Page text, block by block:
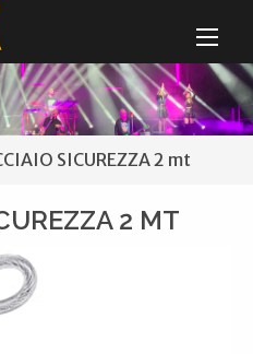
SICUREZZA 2 mt
2 MT